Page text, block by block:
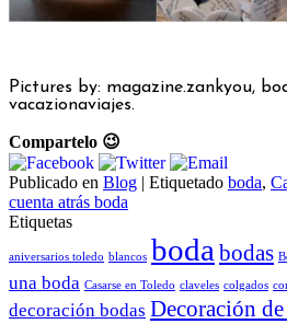
Pictures by: magazine.zankyou,
vacazionaviajes.
Compartelo 😉
Publicado en Blog | Etiquetado boda,
cuenta atrás boda
Etiquetas
aniversarios toledo blancos boda bodas
una boda Casarse en Toledo claveles colgados
decoración bodas Decoración